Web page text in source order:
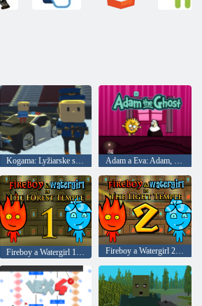
Kogama: Lyžiarske skoky! Adam a Eva: Adam, duch
Fireboy a Watergirl 2: Svetlý chrám